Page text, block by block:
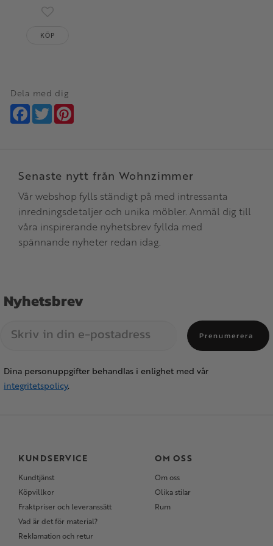
Lägg till i favoriter
KÖP
Dela med dig
Facebook
Twitter
Senaste nytt från Wohnzimmer
Vår webshop fylls ständigt på med intressanta
inredningsdetaljer och unika möbler. Anmäl dig till
våra inspirerande nyhetsbrev fyllda med
spännande nyheter redan idag.
Nyhetsbrev
Prenumerera
Dina personuppgifter behandlas i enlighet med vår
integritetspolicy.
KUNDSERVICE
Kundtjänst
Köpvillkor
Fraktpriser och leveranssätt
Vad är det för material?
Reklamation och retur
OM OSS
Om oss
Olika stilar
Rum